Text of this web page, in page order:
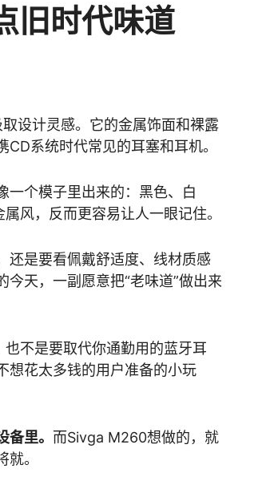
旧时代味道
设计灵感。它的金属饰面和裸露
系统时代常见的耳塞和耳机。
一个模子里出来的：黑色、白
风，反而更容易让人一眼记住。
还是要看佩戴舒适度、线材质感
天，一副愿意把“老味道”做出来
不是要取代你通勤用的蓝牙耳
想花太多钱的用户准备的小玩
里。 而Sivga M260想做的，就
。